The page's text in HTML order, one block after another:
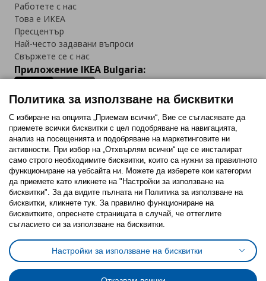
Работете с нас
Това е ИКЕА
Пресцентър
Най-често задавани въпроси
Свържете се с нас
Приложение IKEA Bulgaria:
Последвайте ни:
FacebookTwitterYoutubePinterestInstagram
Политика за използване на бисквитки (Cookies)
Избор на настройки за използване на бисквитки
Условия за ползване на ikea.bgОбща политика за личните данни
Политика за защита на личните данни на ikea.bg
Общи условия на програма IKEA Family
Политика за използване на бисквитки
С избиране на опцията „Приемам всички“, Вие се съгласявате да
приемете всички бисквитки с цел подобряване на навигацията,
анализ на посещенията и подобряване на маркетинговите ни
активности. При избор на „Отхвърлям всички“ ще се инсталират
само строго необходимитe бисквитки, които са нужни за правилното
функциониране на уебсайта ни. Можете да изберете кои категории
да приемете като кликнете на "Настройки за използване на
бисквитки". За да видите пълната ни Политика за използване на
бисквитки, кликнете тук. За правилно функциониране на
бисквитките, опреснете страницата в случай, че оттеглите
съгласието си за използване на бисквитки.
Настройки за използване на бисквитки